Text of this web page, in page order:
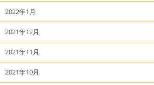
2022年1月
2021年12月
2021年11月
2021年10月